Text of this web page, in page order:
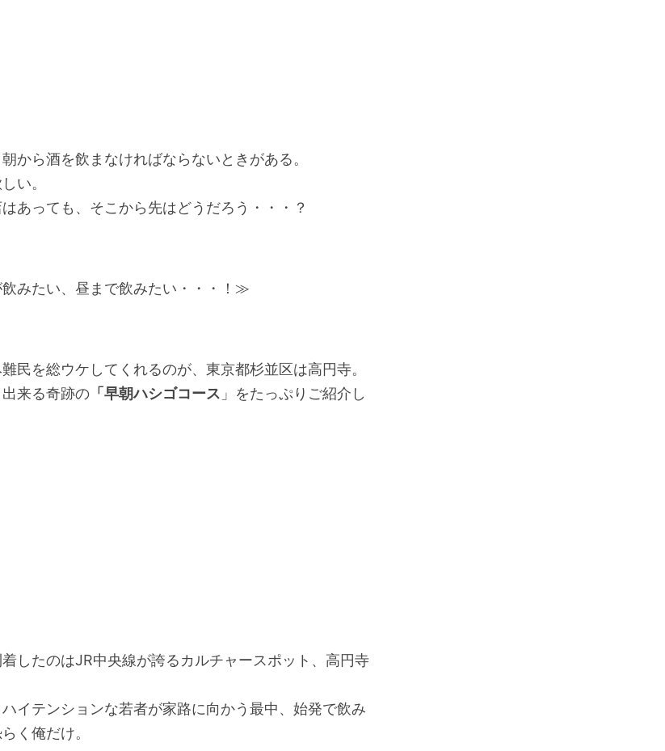
から酒を飲まなければならないときがある。
い。
あっても、そこから先はどうだろう・・・？
みたい、昼まで飲みたい・・・！≫
民を総ウケしてくれるのが、東京都杉並区は高円寺。
来る奇跡の 「早朝ハシゴコース 」をたっぷりご紹介し
したのはJR中央線が誇るカルチャースポット、高円寺
イテンションな若者が家路に向かう最中、始発で飲み
く俺だけ。